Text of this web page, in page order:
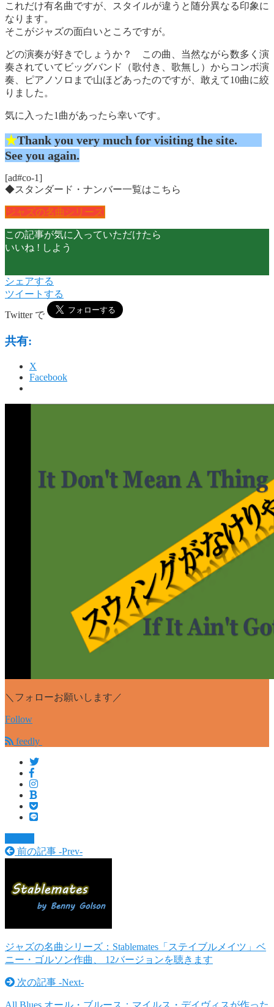
これだけ有名曲ですが、スタイルが違うと随分異なる印象に
なります。
そこがジャズの面白いところですが。
どの演奏が好きでしょうか？ この曲、当然ながら数多く演
奏されていてビッグバンド（歌付き、歌無し）からコンボ演
奏、ピアノソロまで山ほどあったのですが、敢えて10曲に絞
りました。
気に入った1曲があったら幸いです。
★Thank you very much for visiting the site.
See you again.
[ad#co-1]
◆スタンダード・ナンバー一覧はこちら
ジャズの名曲シリーズ
この記事が気に入っていただけたら
いいね ! しよう
シェアする
ツイートする
Twitter で
共有:
X
Facebook
＼フォローお願いします／
Follow
feedly
前の記事 -Prev-
ジャズの名曲シリーズ：Stablemates「ステイブルメイツ」ベ
ニー・ゴルソン作曲、 12バージョンを聴きます
次の記事 -Next-
All Blues オール・ブルース：マイルス・デイヴィスが作った